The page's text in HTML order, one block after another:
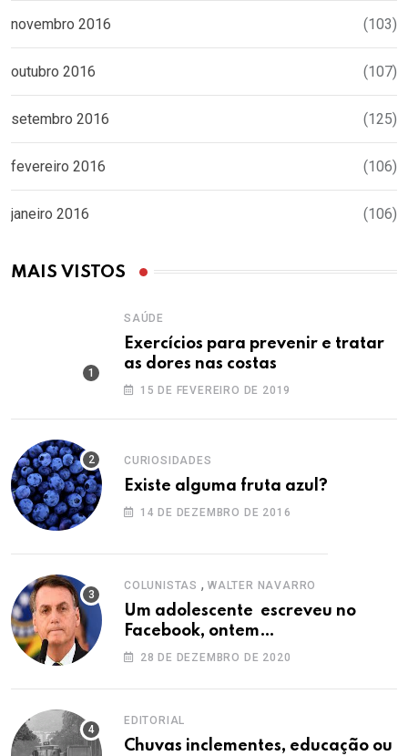
novembro 2016 (103)
outubro 2016 (107)
setembro 2016 (125)
fevereiro 2016 (106)
janeiro 2016 (106)
MAIS VISTOS
SAÚDE
Exercícios para prevenir e tratar
as dores nas costas
15 DE FEVEREIRO DE 2019
CURIOSIDADES
Existe alguma fruta azul?
14 DE DEZEMBRO DE 2016
COLUNISTAS , WALTER NAVARRO
Um adolescente escreveu no
Facebook, ontem…
28 DE DEZEMBRO DE 2020
EDITORIAL
Chuvas inclementes, educação ou